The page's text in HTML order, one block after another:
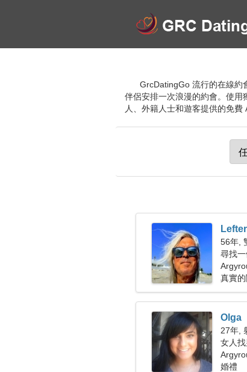
GrcDatingGo 流行的在線約
伴侶安排一次浪漫的約會。使
人、外籍人士和遊客提供的免費
56年,
尋找
真實
Olga
27年,
女人
婚禮